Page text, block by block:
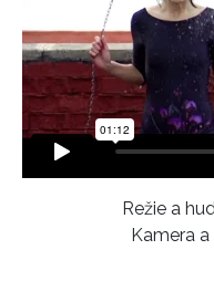
Režie a
Kamera